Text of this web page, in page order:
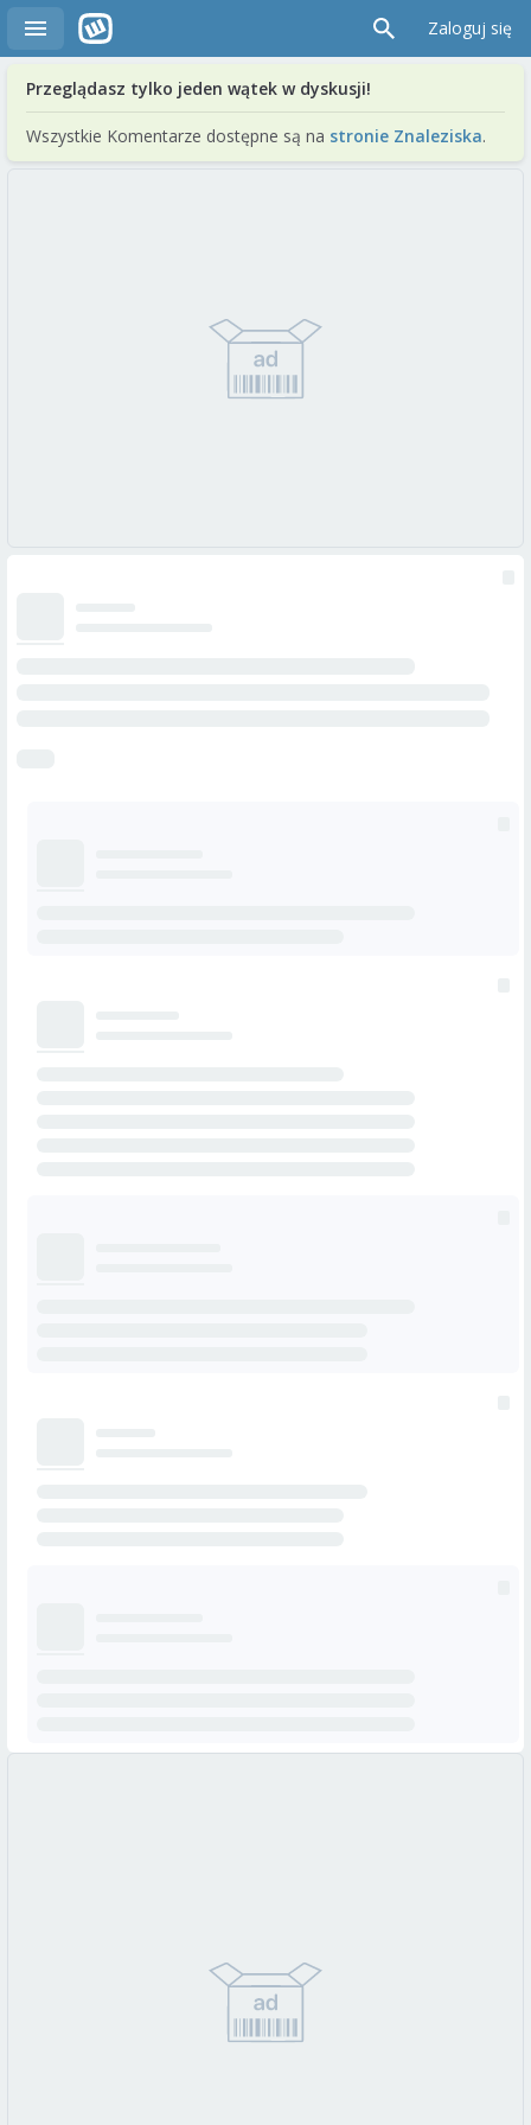
Zaloguj się
Przeglądasz tylko jeden wątek w dyskusji!
Wszystkie Komentarze dostępne są na stronie Znaleziska.